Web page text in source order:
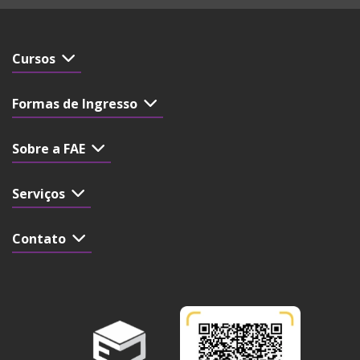
Cursos
Formas de Ingresso
Sobre a FAE
Serviços
Contato